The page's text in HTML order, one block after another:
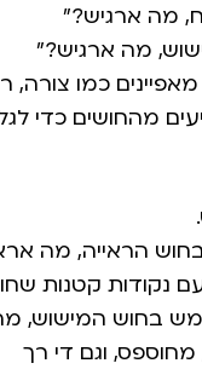
מה ארגיש?"
מה ארגיש?"
כמו
מהחושים כדי
הראייה, מה
נקודות קטנות
בחוש המישוש,
וגם די רך